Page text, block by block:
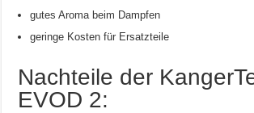
gutes Aroma beim Dampfen
geringe Kosten für Ersatzteile
Nachteile der
EVOD 2: